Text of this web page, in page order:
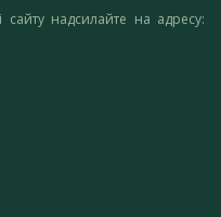
сайту надсилайте на адресу: